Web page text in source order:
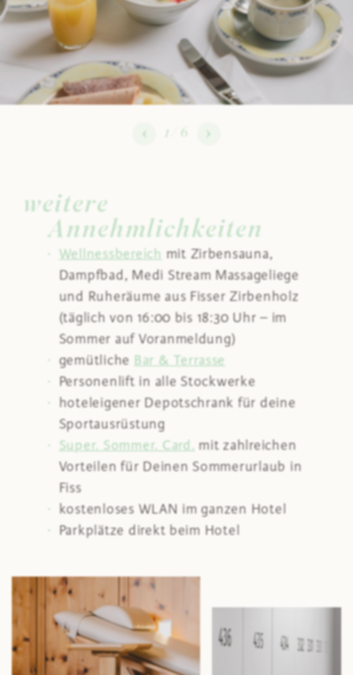
1 6
weitere
Annehmlichkeiten
Wellnessbereich mit Zirbensauna,
Dampfbad,Medi Stream Massageliege
und Ruheräume aus Fisser Zirbenholz
(täglich von 16:00 bis 18:30 Uhr – im
Sommer auf Voranmeldung)
gemütliche Bar & Terrasse
Personenlift in alle Stockwerke
hoteleigener Depotschrank für deine
Sportausrüstung
Super. Sommer. Card. mit zahlreichen
Vorteilen für Deinen Sommerurlaub in
Fiss
kostenloses WLAN im ganzen Hotel
Parkplätze direkt beim Hotel